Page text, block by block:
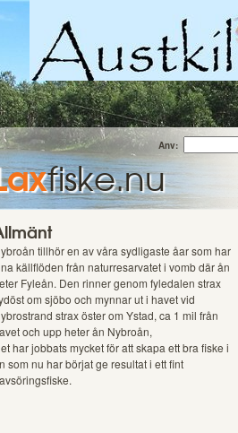
Anv:
fiske.nu
tillhör en av våra sydligaste åar som har
källflöden från naturresarvatet i vomb där ån
Fyleån. Den rinner genom fyledalen strax
om sjöbo och mynnar ut i havet vid
strax öster om Ystad, ca 1 mil från
och upp heter ån Nybroån,
har jobbats mycket för att skapa ett bra fiske i
som nu har börjat ge resultat i ett fint